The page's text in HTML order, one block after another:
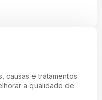
causas e tratamentos
a qualidade de